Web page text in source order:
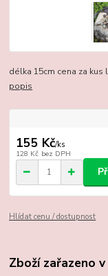
délka 15cm cena za
popis
155 Kč/ks
128 Kč bez DPH
Hlídat cenu / dostupnost
Zboží zařazeno